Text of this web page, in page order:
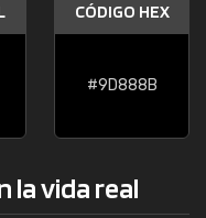
CÓDIGO HEX
#9D888B
la vida real